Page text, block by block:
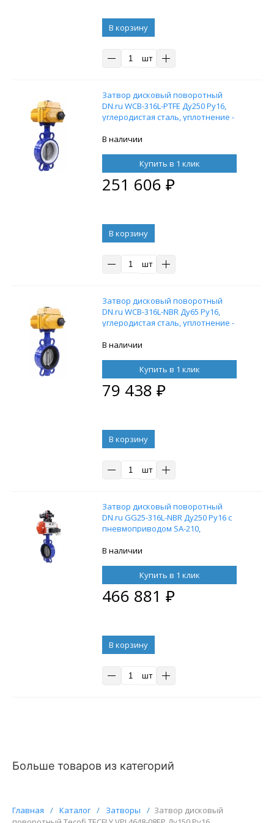
В корзину
шт
Затвор дисковый поворотный
DN.ru WCB-316L-PTFE Ду250 Ру16,
углеродистая сталь, уплотнение -
220В
В наличии
Купить в 1 клик
251 606 ₽
В корзину
шт
Затвор дисковый поворотный
DN.ru WCB-316L-NBR Ду65 Ру16,
углеродистая сталь, уплотнение -
220В
В наличии
Купить в 1 клик
79 438 ₽
В корзину
шт
Затвор дисковый поворотный
DN.ru GG25-316L-NBR Ду250 Ру16 с
пневмоприводом SA-210,
220V и БКВ APL-210N
В наличии
Купить в 1 клик
466 881 ₽
В корзину
шт
Больше товаров из категорий
Главная / Каталог / Затворы / Затвор дисковый